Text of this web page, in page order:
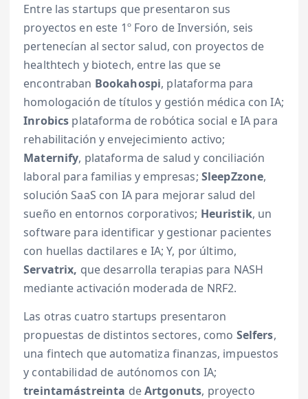
Entre las startups que presentaron sus
proyectos en este 1º Foro de Inversión, seis
pertenecían al sector salud, con proyectos de
healthtech y biotech, entre las que se
encontraban Bookahospi, plataforma para
homologación de títulos y gestión médica con IA;
Inrobics plataforma de robótica social e IA para
rehabilitación y envejecimiento activo;
Maternify, plataforma de salud y conciliación
laboral para familias y empresas; SleepZzone,
solución SaaS con IA para mejorar salud del
sueño en entornos corporativos; Heuristik, un
software para identificar y gestionar pacientes
con huellas dactilares e IA; Y, por último,
Servatrix, que desarrolla terapias para NASH
mediante activación moderada de NRF2.
Las otras cuatro startups presentaron
propuestas de distintos sectores, como Selfers,
una fintech que automatiza finanzas, impuestos
y contabilidad de autónomos con IA;
treintamástreinta deArtgonuts, proyecto